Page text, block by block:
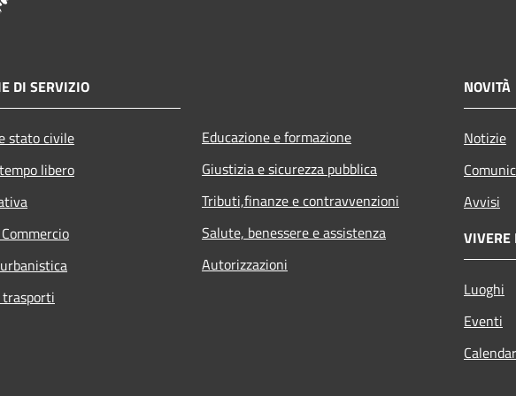
DI SERVIZIO
stato civile
libero
Educazione e formazione
Giustizia e sicurezza pubblica
Tributi,finanze e contravvenzioni
Salute, benessere e assistenza
Autorizzazioni
NOVITÀ
Notizie
Avvisi
VIVERE
Luoghi
Eventi